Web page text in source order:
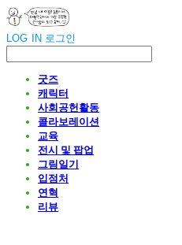
LOG IN 로그인
굿즈
캐릭터
사회공헌활동
콜라보레이션
교육
전시 및 팝업
그림일기
입점처
연혁
리뷰